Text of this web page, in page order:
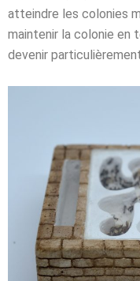
atteindre les colonies
maintenir la colonie en
devenir